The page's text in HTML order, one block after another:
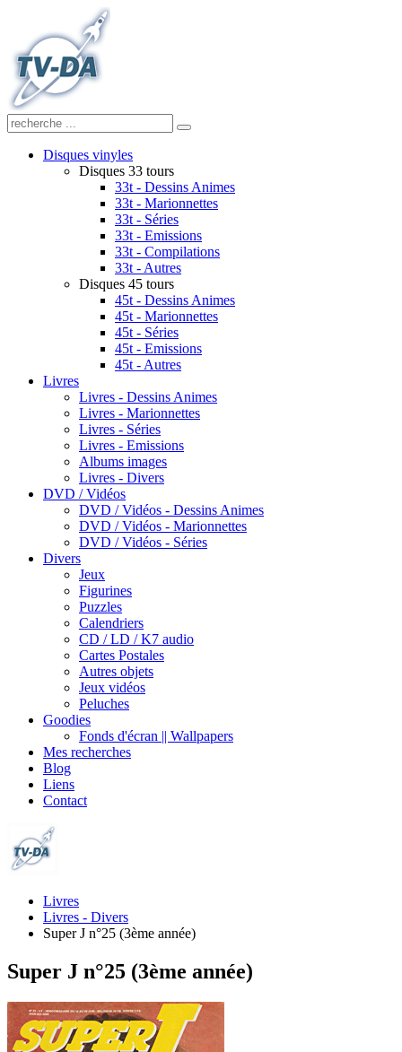
Disques vinyles
Disques 33 tours
33t - Dessins Animes
33t - Marionnettes
33t - Séries
33t - Emissions
33t - Compilations
33t - Autres
Disques 45 tours
45t - Dessins Animes
45t - Marionnettes
45t - Séries
45t - Emissions
45t - Autres
Livres
Livres - Dessins Animes
Livres - Marionnettes
Livres - Séries
Livres - Emissions
Albums images
Livres - Divers
DVD / Vidéos
DVD / Vidéos - Dessins Animes
DVD / Vidéos - Marionnettes
DVD / Vidéos - Séries
Divers
Jeux
Figurines
Puzzles
Calendriers
CD / LD / K7 audio
Cartes Postales
Autres objets
Jeux vidéos
Peluches
Goodies
Fonds d'écran || Wallpapers
Mes recherches
Blog
Liens
Contact
Livres
Livres - Divers
Super J n°25 (3ème année)
Super J n°25 (3ème année)